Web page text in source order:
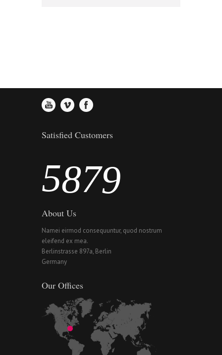
Satisfied Customers
3
4
5
6
7
8
5
6
7
7
8
9
About Us
Namei eirmod consequuntur, quod nostrum
eleifend ex mea.
Berlinstrasse 897a, Berlin
Germany
Our Offices